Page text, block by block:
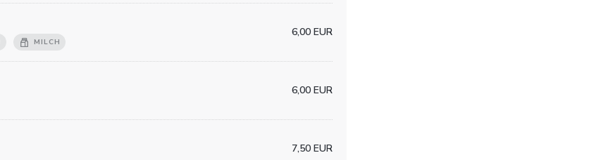
MILCH
6,00 EUR
6,00 EUR
7,50 EUR